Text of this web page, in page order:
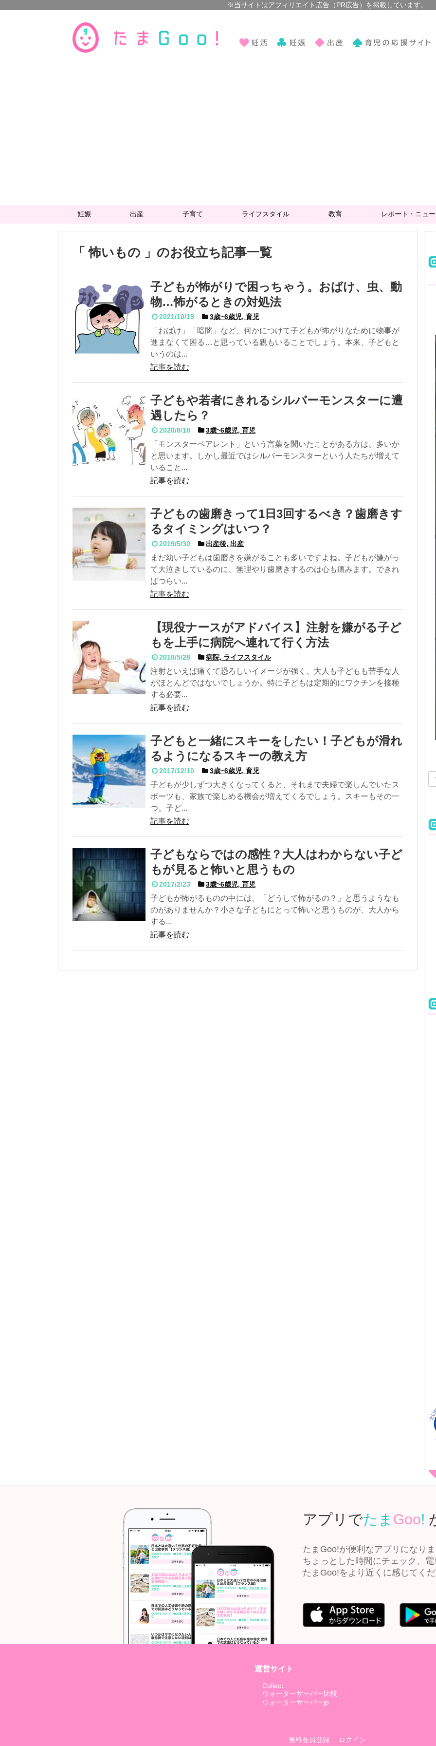
妊娠 出産 子育て ライフスタイル 教育 レポート・ニュ
「 怖いもの 」のお役立ち記事一覧
子どもが怖がりで困っちゃう。おばけ、虫、動
物…怖がるときの対処法
2021/10/19 3歳~6歳児, 育児
「おばけ」「暗闇」など、何かにつけて子どもが怖がりなために物事が
進まなくて困る…と思っている親もいることでしょう。本来、子どもと
いうのは...
記事を読む
子どもや若者にきれるシルバーモンスターに遭
遇したら？
2020/8/18 3歳~6歳児, 育児
「モンスターペアレント」という言葉を聞いたことがある方は、多いか
と思います。しかし最近ではシルバーモンスターという人たちが増えて
いること...
記事を読む
子どもの歯磨きって1日3回するべき？歯磨きす
るタイミングはいつ？
2019/5/30 出産後, 出産
まだ幼い子どもは歯磨きを嫌がることも多いですよね。子どもが嫌がっ
て大泣きしているのに、無理やり歯磨きするのは心も痛みます。できれ
ばつらい...
記事を読む
【現役ナースがアドバイス】注射を嫌がる子ど
もを上手に病院へ連れて行く方法
2018/5/28 病院, ライフスタイル
注射といえば痛くて恐ろしいイメージが強く、大人も子どもも苦手な人
がほとんどではないでしょうか。特に子どもは定期的にワクチンを接種
する必要...
記事を読む
子どもと一緒にスキーをしたい！子どもが滑れ
るようになるスキーの教え方
2017/12/10 3歳~6歳児, 育児
子どもが少しずつ大きくなってくると、それまで夫婦で楽しんでいたス
ポーツも、家族で楽しめる機会が増えてくるでしょう。スキーもその一
つ。子ど...
記事を読む
子どもならではの感性？大人はわからない子ど
もが見ると怖いと思うもの
2017/2/23 3歳~6歳児, 育児
子どもが怖がるものの中には、「どうして怖がるの？」と思うようなも
のがありませんか？小さな子どもにとって怖いと思うものが、大人から
する...
記事を読む
アプリでたま Goo!
たまGoo!が便利なアプリになり
ちょっとした時間にチェック、
たまGoo!をより近くに感じてく
運営サイト
Collect.
ウォーターサーバー比較
ウォーターサーバーjp
無料会員登録 ログイン